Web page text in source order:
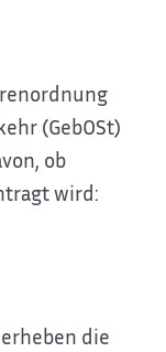
(GebOSt)
ob
wird:
die